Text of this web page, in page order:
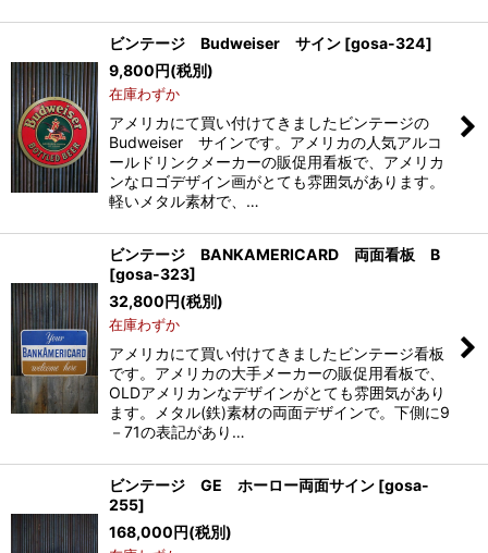
ビンテージ Budweiser サイン [gosa-324]
9,800円(税別)
在庫わずか
アメリカにて買い付けてきましたビンテージの
Budweiser サインです。アメリカの人気アルコ
ールドリンクメーカーの販促用看板で、アメリカ
ンなロゴデザイン画がとても雰囲気があります。
軽いメタル素材で、…
ビンテージ BANKAMERICARD 両面看板 B
[gosa-323]
32,800円(税別)
在庫わずか
アメリカにて買い付けてきましたビンテージ看板
です。アメリカの大手メーカーの販促用看板で、
OLDアメリカンなデザインがとても雰囲気があり
ます。メタル(鉄)素材の両面デザインで。下側に9
－71の表記があり…
ビンテージ GE ホーロー両面サイン [gosa-
255]
168,000円(税別)